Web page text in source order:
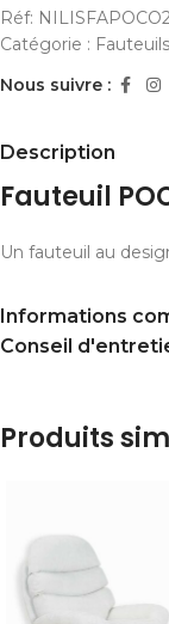
Réf:
Catégorie :
Nous suivre :
Description
Fauteuil
Un fauteuil au
Informations
Conseil
Produits